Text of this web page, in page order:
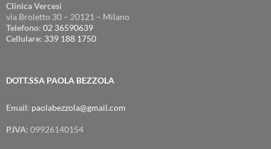
Clinica Vercesi
via Broletto 30 – 20121 – Milano
Telefono: 02 36590639
Cellulare: 339 188 1750
DOTT.SSA PAOLA BEZZOLA
Email: paolabezzola@gmail.com
P.IVA: 09926140154